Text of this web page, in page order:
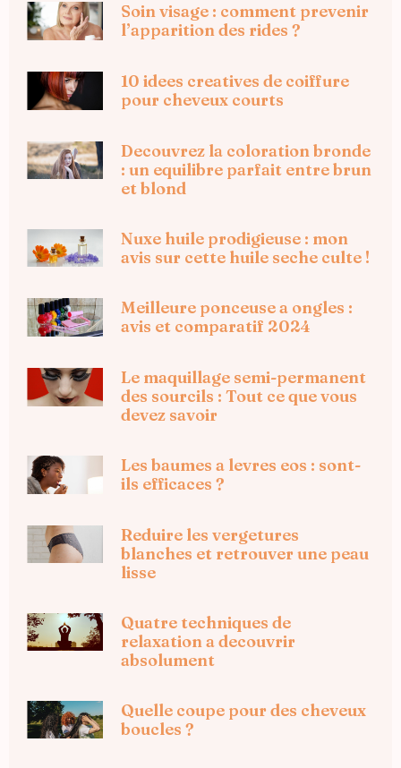
Soin visage : comment prevenir
l’apparition des rides ?
10 idees creatives de coiffure
pour cheveux courts
Decouvrez la coloration bronde
: un equilibre parfait entre brun
et blond
Nuxe huile prodigieuse : mon
avis sur cette huile seche culte !
Meilleure ponceuse a ongles :
avis et comparatif 2024
Le maquillage semi-permanent
des sourcils : Tout ce que vous
devez savoir
Les baumes a levres eos : sont-
ils efficaces ?
Reduire les vergetures
blanches et retrouver une peau
lisse
Quatre techniques de
relaxation a decouvrir
absolument
Quelle coupe pour des cheveux
boucles ?